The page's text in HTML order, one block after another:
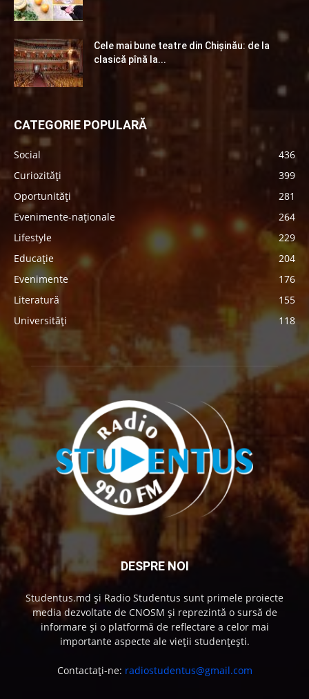
Cele mai bune teatre din Chişinău: de la
clasică pînă la...
CATEGORIE POPULARĂ
Social
436
Curiozități
399
Oportunități
281
Evenimente-naționale
264
Lifestyle
229
Educație
204
Evenimente
176
Literatură
155
Universități
118
DESPRE NOI
Studentus.md și Radio Studentus sunt primele proiecte
media dezvoltate de CNOSM și reprezintă o sursă de
informare și o platformă de reflectare a celor mai
importante aspecte ale vieții studențești.
Contactați-ne: radiostudentus@gmail.com